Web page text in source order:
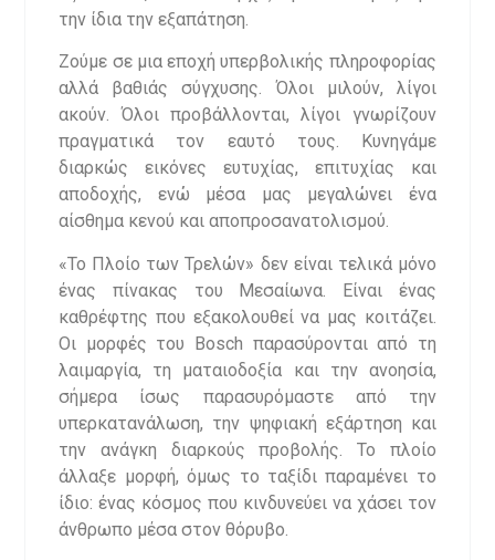
την ίδια την εξαπάτηση.
Ζούμε σε μια εποχή υπερβολικής πληροφορίας
αλλά βαθιάς σύγχυσης. Όλοι μιλούν, λίγοι
ακούν. Όλοι προβάλλονται, λίγοι γνωρίζουν
πραγματικά τον εαυτό τους. Κυνηγάμε
διαρκώς εικόνες ευτυχίας, επιτυχίας και
αποδοχής, ενώ μέσα μας μεγαλώνει ένα
αίσθημα κενού και αποπροσανατολισμού.
«Το Πλοίο των Τρελών» δεν είναι τελικά μόνο
ένας πίνακας του Μεσαίωνα. Είναι ένας
καθρέφτης που εξακολουθεί να μας κοιτάζει.
Οι μορφές του Bosch παρασύρονται από τη
λαιμαργία, τη ματαιοδοξία και την ανοησία,
σήμερα ίσως παρασυρόμαστε από την
υπερκατανάλωση, την ψηφιακή εξάρτηση και
την ανάγκη διαρκούς προβολής. Το πλοίο
άλλαξε μορφή, όμως το ταξίδι παραμένει το
ίδιο: ένας κόσμος που κινδυνεύει να χάσει τον
άνθρωπο μέσα στον θόρυβο.